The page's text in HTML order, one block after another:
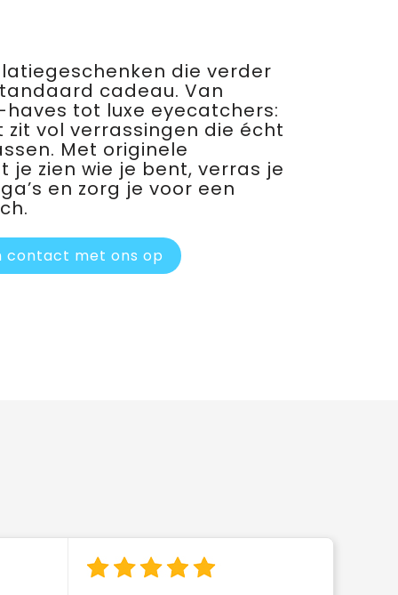
die verder
cadeau. Van
tot luxe eyecatchers:
vol verrassingen die écht
Met originele
je zien wie je bent, verras je
en zorg je voor een
contact met ons op